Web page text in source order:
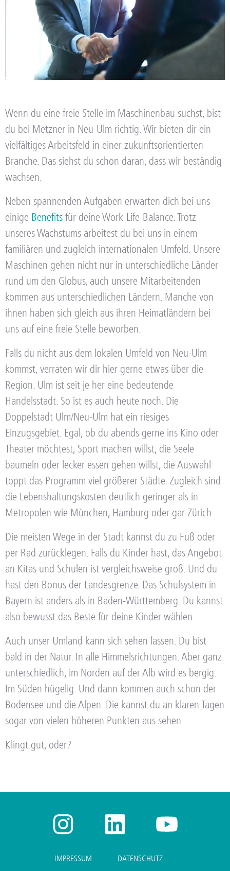
Wenn du eine freie Stelle im Maschinenbau suchst, bist
du bei Metzner in Neu-Ulm richtig. Wir bieten dir ein
vielfältiges Arbeitsfeld in einer zukunftsorientierten
Branche. Das siehst du schon daran, dass wir beständig
wachsen.
Neben spannenden Aufgaben erwarten dich bei uns
einige Benefits für deine Work-Life-Balance. Trotz
unseres Wachstums arbeitest du bei uns in einem
familiären und zugleich internationalen Umfeld. Unsere
Maschinen gehen nicht nur in unterschiedliche Länder
rund um den Globus, auch unsere Mitarbeitenden
kommen aus unterschiedlichen Ländern. Manche von
ihnen haben sich gleich aus ihren Heimatländern bei
uns auf eine freie Stelle beworben.
Falls du nicht aus dem lokalen Umfeld von Neu-Ulm
kommst, verraten wir dir hier gerne etwas über die
Region. Ulm ist seit je her eine bedeutende
Handelsstadt. So ist es auch heute noch. Die
Doppelstadt Ulm/Neu-Ulm hat ein riesiges
Einzugsgebiet. Egal, ob du abends gerne ins Kino oder
Theater möchtest, Sport machen willst, die Seele
baumeln oder lecker essen gehen willst, die Auswahl
toppt das Programm viel größerer Städte. Zugleich sind
die Lebenshaltungskosten deutlich geringer als in
Metropolen wie München, Hamburg oder gar Zürich.
Die meisten Wege in der Stadt kannst du zu Fuß oder
per Rad zurücklegen. Falls du Kinder hast, das Angebot
an Kitas und Schulen ist vergleichsweise groß. Und du
hast den Bonus der Landesgrenze. Das Schulsystem in
Bayern ist anders als in Baden-Württemberg. Du kannst
also bewusst das Beste für deine Kinder wählen.
Auch unser Umland kann sich sehen lassen. Du bist
bald in der Natur. In alle Himmelsrichtungen. Aber ganz
unterschiedlich, im Norden auf der Alb wird es bergig.
Im Süden hügelig. Und dann kommen auch schon der
Bodensee und die Alpen. Die kannst du an klaren Tagen
sogar von vielen höheren Punkten aus sehen.
Klingt gut, oder?
IMPRESSUM DATENSCHUTZ